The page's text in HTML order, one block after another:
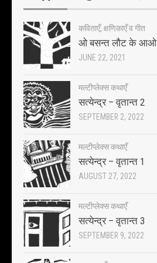
कविताएँ, क्षणिकाएँ व गीत
ओ बसन्त लौट के आओ
JUNE 22, 2021
मल्टीप्लेक्स कथाएँ
सत्येन्द्र – वृतान्त 2
SEPTEMBER 2, 2022
मल्टीप्लेक्स कथाएँ
सत्येन्द्र – वृतान्त 1
AUGUST 27, 2022
मल्टीप्लेक्स कथाएँ
सत्येन्द्र – वृतान्त 3
SEPTEMBER 9, 2022